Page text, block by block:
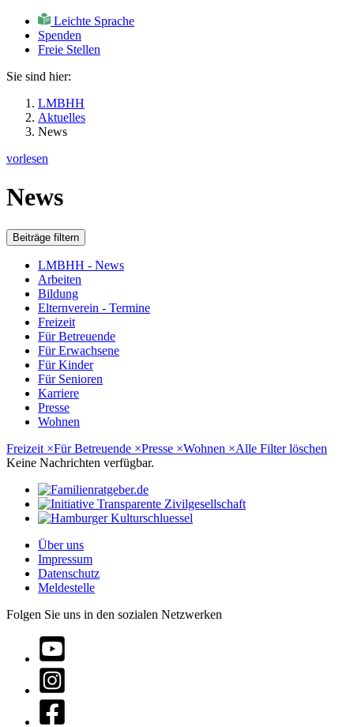
Leichte Sprache
Spenden
Freie Stellen
Sie sind hier:
LMBHH
Aktuelles
News
vorlesen
News
Beiträge filtern
LMBHH - News
Arbeiten
Bildung
Elternverein - Termine
Freizeit
Für Betreuende
Für Erwachsene
Für Kinder
Für Senioren
Karriere
Presse
Wohnen
Freizeit ×Für Betreuende ×Presse ×Wohnen ×Alle Filter löschen
Keine Nachrichten verfügbar.
Über uns
Impressum
Datenschutz
Meldestelle
Folgen Sie uns in den sozialen Netzwerken